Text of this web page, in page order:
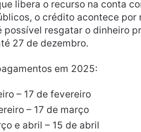
libera o recurso na conta
o crédito acontece por
possível resgatar o dinheiro
27 de dezembro.
em 2025:
– 17 de fevereiro
– 17 de março
e abril – 15 de abril